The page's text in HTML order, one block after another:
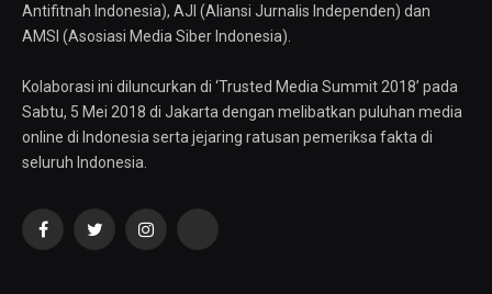
Antifitnah Indonesia), AJI (Aliansi Jurnalis Independen) dan
AMSI (Asosiasi Media Siber Indonesia).
Kolaborasi ini diluncurkan di ‘Trusted Media Summit 2018’ pada
Sabtu, 5 Mei 2018 di Jakarta dengan melibatkan puluhan media
online di Indonesia serta jejaring ratusan pemeriksa fakta di
seluruh Indonesia.
FacebookTwitterInstagramYouTube